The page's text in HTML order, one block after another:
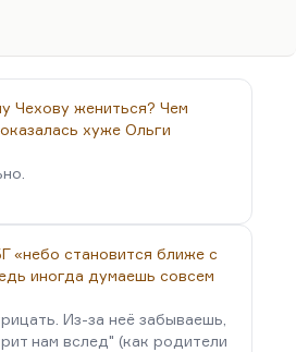
против жизни как
с собой, чем длить
идея. Она есть у
говоря, она есть у
начале тысячелетия:
со славой, чем бесславных
ли вы найдёте…
Чехову жениться? Чем
хуже Ольги
«небо становится ближе с
иногда думаешь совсем
Из-за неё забываешь,
нам вслед" (как родители